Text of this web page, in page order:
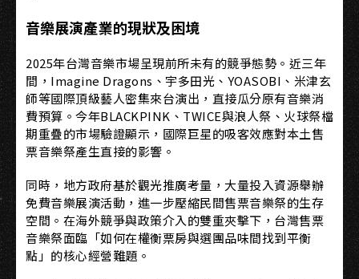
音樂展演產業的現狀及困境
2025年台灣音樂市場呈現前所未有的競爭態勢。近三年
間，Imagine Dragons、宇多田光、YOASOBI、米津玄
師等國際頂級藝人密集來台演出，直接瓜分原有音樂消
費預算。今年BLACKPINK、TWICE與浪人祭、火球祭檔
期重疊的市場驗證顯示，國際巨星的吸客效應對本土售
票音樂祭產生直接的影響。
同時，地方政府基於觀光推廣考量，大量投入資源舉辦
免費音樂展演活動，進一步壓縮民間售票音樂祭的生存
空間。在海外競爭與政策介入的雙重夾擊下，台灣售票
音樂祭面臨「如何在權衡票房與選團品味間找到平衡
點」的核心經營難題。